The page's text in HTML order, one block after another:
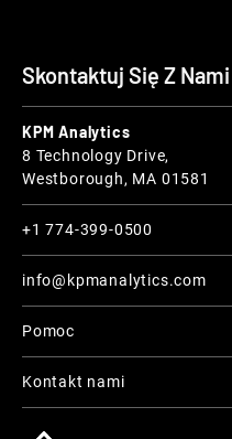
Skontaktuj Się Z Nami
KPM Analytics
8 Technology Drive,
Westborough, MA 01581
+1 774-399-0500
info@kpmanalytics.com
Pomoc
Kontakt nami